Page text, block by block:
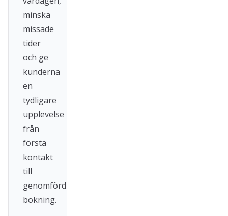
minska
missade
tider
och ge
kunderna
en
tydligare
upplevelse
från
första
kontakt
till
genomförd
bokning.